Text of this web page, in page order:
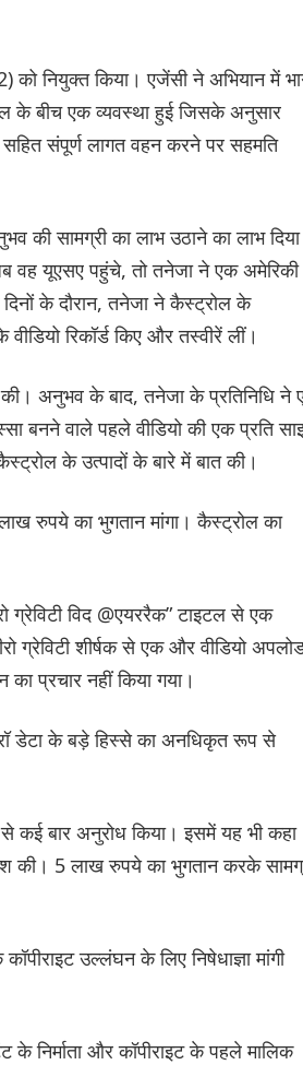
को नियुक्त किया। एजेंसी ने अभियान में
के बीच एक व्यवस्था हुई जिसके अनुसार
संपूर्ण लागत वहन करने पर सहमति
की सामग्री का लाभ उठाने का लाभ दिया
वह यूएसए पहुंचे, तो तनेजा ने एक अमेरिकी
के दौरान, तनेजा ने कैस्ट्रोल के
रिकॉर्ड किए और तस्वीरें लीं।
अनुभव के बाद, तनेजा के प्रतिनिधि ने
बनने वाले पहले वीडियो की एक प्रति
के उत्पादों के बारे में बात की।
रुपये का भुगतान मांगा। कैस्ट्रोल का
विद @एयररैक” टाइटल से एक
ग्रेविटी शीर्षक से एक और वीडियो
प्रचार नहीं किया गया।
डेटा के बड़े हिस्से का अनधिकृत रूप से
कई बार अनुरोध किया। इसमें यह भी कहा
की। 5 लाख रुपये का भुगतान करके
उल्लंघन के लिए निषेधाज्ञा मांगी
निर्माता और कॉपीराइट के पहले मालिक